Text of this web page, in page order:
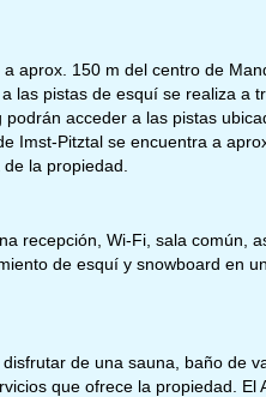
aprox. 150 m del centro de
las pistas de esquí se realiza
acceder a las pistas
Imst-Pitztal se encuentra a
la propiedad.
recepción, Wi-Fi, sala común,
de esquí y snowboard en
de una sauna, baño de
que ofrece la propiedad.